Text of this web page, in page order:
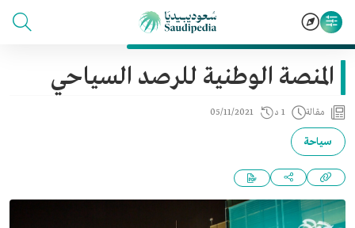
المنصة الوطنية للرصد السياحي
مقالة 1 د 05/11/2021
سياحة